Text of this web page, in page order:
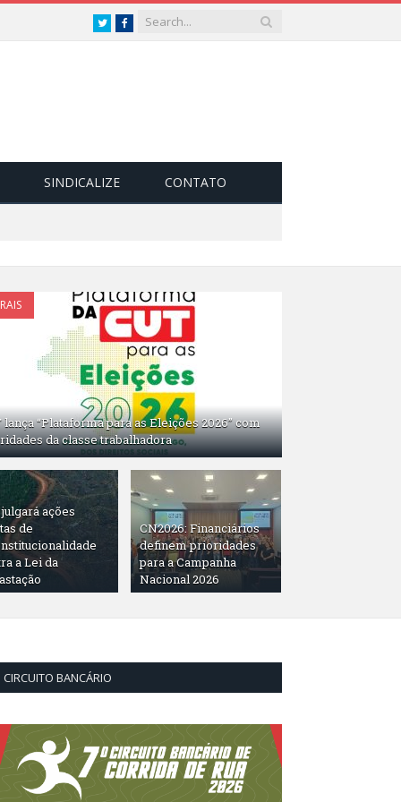
TwitterFacebook
SINDICALIZE CONTATO
lança “Plataforma para as Eleições 2026” com
da classe trabalhadora
ações
de
a Lei da
CN2026: Financiários
definem prioridades
para a Campanha
Nacional 2026
CIRCUITO BANCÁRIO